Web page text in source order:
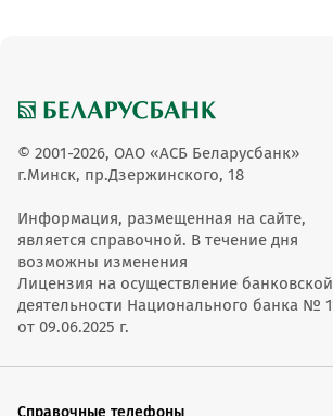
© 2001-2026, ОАО «АСБ Беларусбанк»
г.Минск, пр.Дзержинского, 18
Информация, размещенная на сайте,
является справочной. В течение дня
возможны изменения
Лицензия на осуществление банковской
деятельности Национального банка № 1
от 09.06.2025 г.
Справочные телефоны